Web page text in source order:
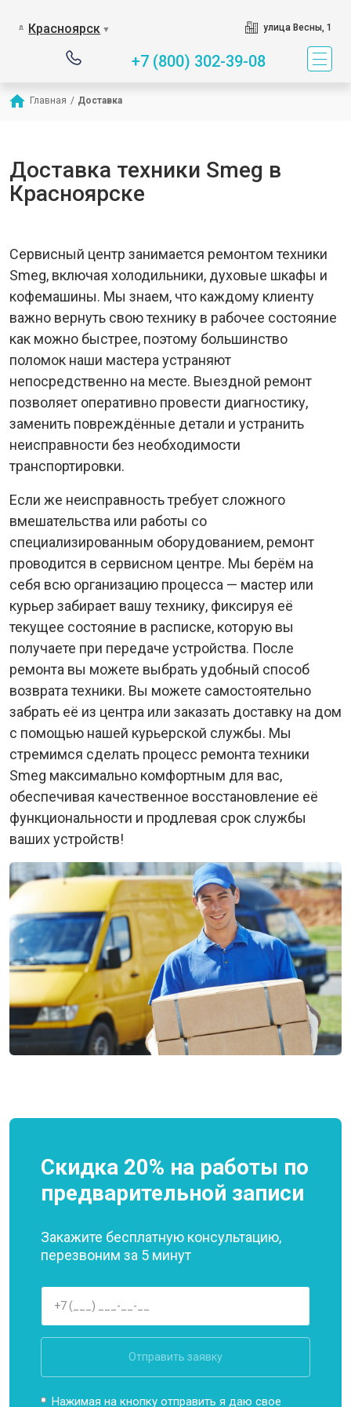
Красноярск ▼ улица Весны, 1
+7 (800) 302-39-08
Главная / Доставка
Доставка техники Smeg в
Красноярске
Сервисный центр занимается ремонтом техники
Smeg, включая холодильники, духовые шкафы и
кофемашины. Мы знаем, что каждому клиенту
важно вернуть свою технику в рабочее состояние
как можно быстрее, поэтому большинство
поломок наши мастера устраняют
непосредственно на месте. Выездной ремонт
позволяет оперативно провести диагностику,
заменить повреждённые детали и устранить
неисправности без необходимости
транспортировки.
Если же неисправность требует сложного
вмешательства или работы со
специализированным оборудованием, ремонт
проводится в сервисном центре. Мы берём на
себя всю организацию процесса — мастер или
курьер забирает вашу технику, фиксируя её
текущее состояние в расписке, которую вы
получаете при передаче устройства. После
ремонта вы можете выбрать удобный способ
возврата техники. Вы можете самостоятельно
забрать её из центра или заказать доставку на дом
с помощью нашей курьерской службы. Мы
стремимся сделать процесс ремонта техники
Smeg максимально комфортным для вас,
обеспечивая качественное восстановление её
функциональности и продлевая срок службы
ваших устройств!
Скидка 20% на работы по
предварительной записи
Закажите бесплатную консультацию,
перезвоним за 5 минут
Отправить заявку
Нажимая на кнопку отправить я даю свое